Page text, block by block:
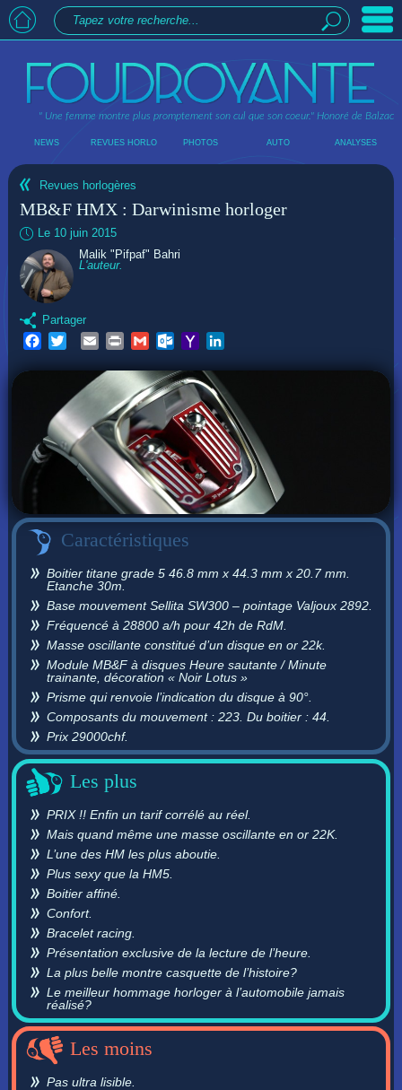
" Une femme montre plus promptement son cul que son coeur." Honoré de Balzac
NEWS REVUES HORLO PHOTOS AUTO ANALYSES
Revues horlogères
MB&F HMX : Darwinisme horloger
Le 10 juin 2015
Malik "Pifpaf" Bahri
L'auteur.
Partager
Facebook
Twitter EmailPrint GmailOutlook.com
Yahoo
Caractéristiques
Boitier titane grade 5 46.8 mm x 44.3 mm x 20.7 mm.
Etanche 30m.
Base mouvement Sellita SW300 – pointage Valjoux 2892.
Fréquencé à 28800 a/h pour 42h de RdM.
Masse oscillante constitué d’un disque en or 22k.
Module MB&F à disques Heure sautante / Minute
trainante, décoration « Noir Lotus »
Prisme qui renvoie l’indication du disque à 90°.
Composants du mouvement : 223. Du boitier : 44.
Prix 29000chf.
Les plus
PRIX !! Enfin un tarif corrélé au réel.
Mais quand même une masse oscillante en or 22K.
L’une des HM les plus aboutie.
Plus sexy que la HM5.
Boitier affiné.
Confort.
Bracelet racing.
Présentation exclusive de la lecture de l’heure.
La plus belle montre casquette de l’histoire?
Le meilleur hommage horloger à l’automobile jamais
réalisé?
Les moins
Pas ultra lisible.